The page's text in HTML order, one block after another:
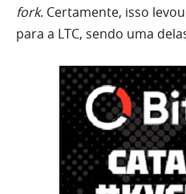
fork. Certamente, isso
para a LTC, sendo uma